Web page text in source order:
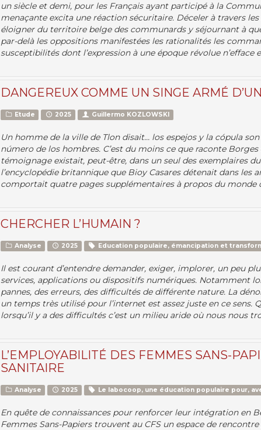
un siècle et demi, pour les Français ayant participé à la
menaçante excita une réaction sécuritaire. Déceler à travers
éloigner du territoire belge des communards y séjournant à
par-delà les oppositions manifestées les rationalités les
susceptibilités dont l’expression à une époque révolue n’efface
DANGEREUX COMME UN SINGE ARMÉ
Etude 2025 Guillermo KOZLOWSKI
Un homme de la ville de Tlon disait… los espejos y la cópula
número de los hombres. C’est du moins ce que raconte
témoignage existait, peut-être, dans un seul des exemplaires
l’encyclopédie britannique que Bioy Casares détenait dans les
comportait quatre pages supplémentaires à propos du monde
CHERCHER L’HUMAIN ?
Analyse 2025 Education populaire, émancipation et
Il est courant d’entendre demander, exiger, implorer, un peu
services, applications ou dispositifs numériques. Notamment
pannes, des erreurs, des difficultés de différente nature. La
un temps très utilisé pour l’internet est assez juste en ce sens.
lorsqu’il y a des difficultés c’est un milieu aride où nous nous
L’EMPLOYABILITÉ DES FEMMES SANS-
SANITAIRE
Analyse 2025 Le labocoop, une éducation populaire pour,
En quête de connaissances pour renforcer leur intégration en
Femmes Sans-Papiers trouvent au CFS un espace de